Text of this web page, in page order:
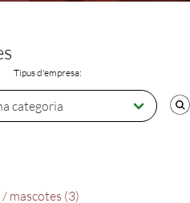
Tipus d'empresa:
mascotes (3)